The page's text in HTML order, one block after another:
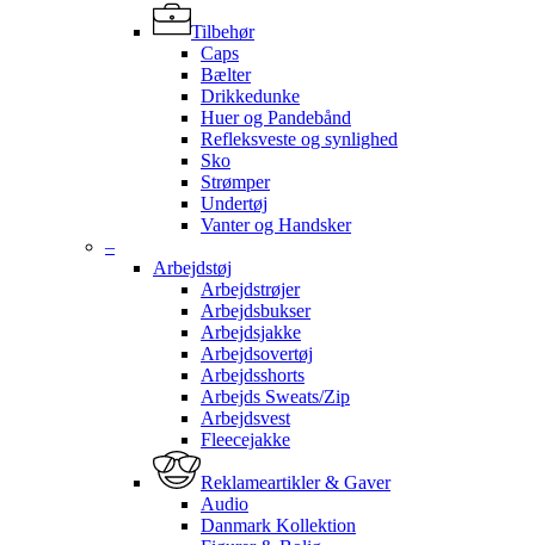
Tilbehør
Caps
Bælter
Drikkedunke
Huer og Pandebånd
Refleksveste og synlighed
Sko
Strømper
Undertøj
Vanter og Handsker
–
Arbejdstøj
Arbejdstrøjer
Arbejdsbukser
Arbejdsjakke
Arbejdsovertøj
Arbejdsshorts
Arbejds Sweats/Zip
Arbejdsvest
Fleecejakke
Reklameartikler & Gaver
Audio
Danmark Kollektion